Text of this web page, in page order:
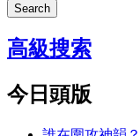
Search
高級搜索
今日頭版